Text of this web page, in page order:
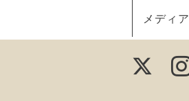
メディア